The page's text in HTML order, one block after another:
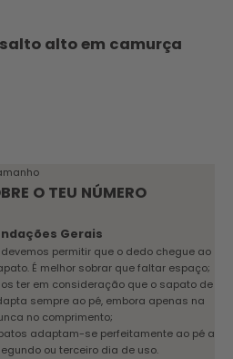
alto em camurça
O TEU NÚMERO
Gerais
permitir que o dedo chegue ao
É melhor sobrar que faltar espaço;
ter em consideração que o sapato de
sempre ao pé, embora apenas na
no comprimento;
adaptam-se perfeitamente ao pé a
ou terceiro dia de uso.